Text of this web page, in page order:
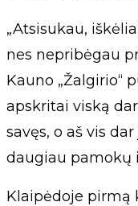
„Atsisukau,
nes nepribėgau
Kauno „Žalgirio“
apskritai viską
savęs, o aš vis
daugiau pamokų
Klaipėdoje pirmą